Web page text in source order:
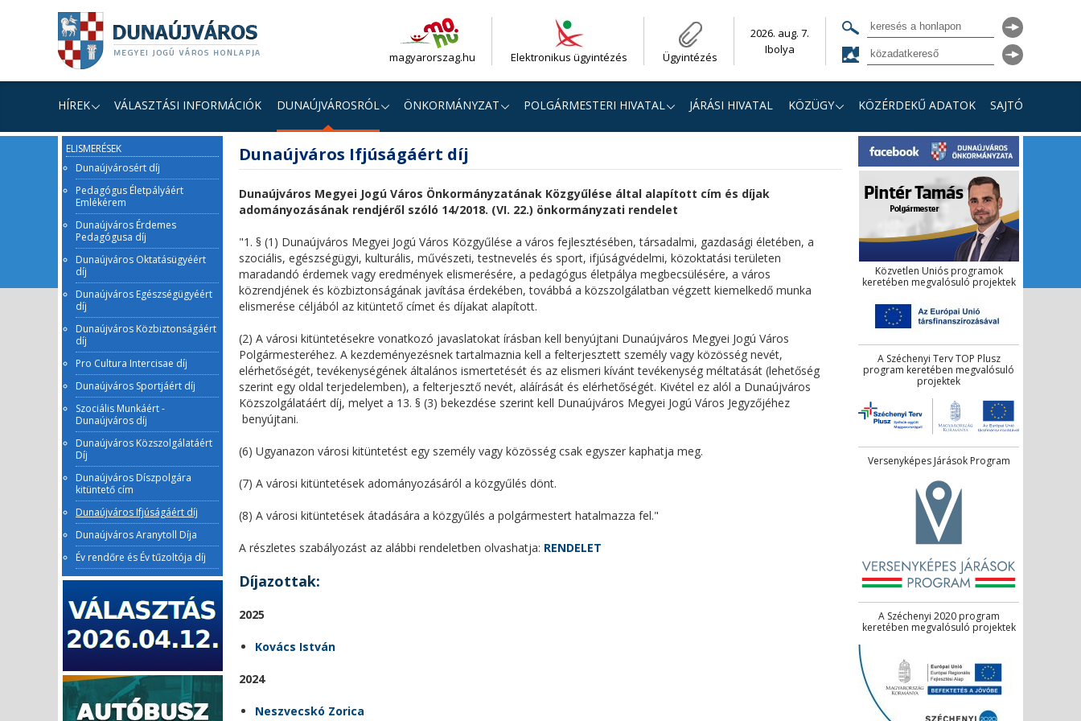
tartalomhoz
navigációhoz
kereséshez
magyarorszag.hu Elektronikus ügyintézés Ügyintézés
2026. aug. 7.
Ibolya
HÍREK VÁLASZTÁSI INFORMÁCIÓK DUNAÚJVÁROSRÓL ÖNKORMÁNYZAT POLGÁRMESTERI HIVATAL JÁRÁSI HIVATAL KÖZÜGY KÖZÉRDEKŰ ADATOK SAJTÓ
tartalom
Dunaújváros Ifjúságáért díj
Dunaújváros Megyei Jogú Város Önkormányzatának Közgyűlése által alapított cím és díjak
adományozásának rendjéről szóló 14/2018. (VI. 22.) önkormányzati rendelet
"1. § (1) Dunaújváros Megyei Jogú Város Közgyűlése a város fejlesztésében, társadalmi, gazdasági életében, a
szociális, egészségügyi, kulturális, művészeti, testnevelés és sport, ifjúságvédelmi, közoktatási területen
maradandó érdemek vagy eredmények elismerésére, a pedagógus életpálya megbecsülésére, a város
közrendjének és közbiztonságának javítása érdekében, továbbá a közszolgálatban végzett kiemelkedő munka
elismerése céljából az kitüntető címet és díjakat alapított.
(2) A városi kitüntetésekre vonatkozó javaslatokat írásban kell benyújtani Dunaújváros Megyei Jogú Város
Polgármesteréhez. A kezdeményezésnek tartalmaznia kell a felterjesztett személy vagy közösség nevét,
elérhetőségét, tevékenységének általános ismertetését és az elismeri kívánt tevékenység méltatását (lehetőség
szerint egy oldal terjedelemben), a felterjesztő nevét, aláírását és elérhetőségét. Kivétel ez alól a Dunaújváros
Közszolgálatáért díj, melyet a 13. § (3) bekezdése szerint kell Dunaújváros Megyei Jogú Város Jegyzőjéhez
benyújtani.
(6) Ugyanazon városi kitüntetést egy személy vagy közösség csak egyszer kaphatja meg.
(7) A városi kitüntetések adományozásáról a közgyűlés dönt.
(8) A városi kitüntetések átadására a közgyűlés a polgármestert hatalmazza fel."
A részletes szabályozást az alábbi rendeletben olvashatja: RENDELET
Díjazottak:
2025
Kovács István
2024
Neszvecskó Zorica
ELISMERÉSEK
Dunaújvárosért díj
Pedagógus Életpályáért
Emlékérem
Dunaújváros Érdemes
Pedagógusa díj
Dunaújváros Oktatásügyéért
díj
Dunaújváros Egészségügyéért
díj
Dunaújváros Közbiztonságáért
díj
Pro Cultura Intercisae díj
Dunaújváros Sportjáért díj
Szociális Munkáért -
Dunaújváros díj
Dunaújváros Közszolgálatáért
Díj
Dunaújváros Díszpolgára
kitüntető cím
Dunaújváros Ifjúságáért díj
Dunaújváros Aranytoll Díja
Év rendőre és Év tűzoltója díj
Közvetlen Uniós programok
keretében megvalósuló projektek
A Széchenyi Terv TOP Plusz
program keretében megvalósuló
projektek
Versenyképes Járások Program
A Széchenyi 2020 program
keretében megvalósuló projektek